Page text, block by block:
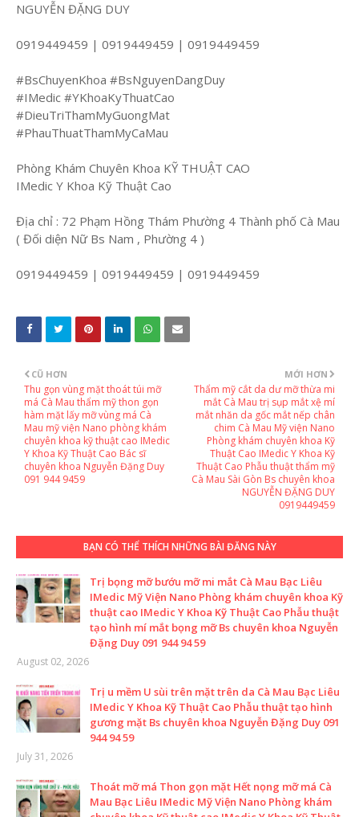
NGUYỄN ĐẶNG DUY
0919449459 | 0919449459 | 0919449459
#BsChuyenKhoa #BsNguyenDangDuy
#IMedic #YKhoaKyThuatCao
#DieuTriThamMyGuongMat
#PhauThuatThamMyCaMau
Phòng Khám Chuyên Khoa KỸ THUẬT CAO
IMedic Y Khoa Kỹ Thuật Cao
Địa chỉ : 72 Phạm Hồng Thám Phường 4 Thành phố Cà Mau
( Đối diện Nữ Bs Nam , Phường 4 )
0919449459 | 0919449459 | 0919449459
MỚI HƠN
Thẩm mỹ cắt da dư mỡ thừa mi
mắt Cà Mau trị sụp mắt xệ mí
mắt nhăn da gốc mắt nếp chân
chim Cà Mau Mỹ viện Nano
Phòng khám chuyên khoa Kỹ
Thuật Cao IMedic Y Khoa Kỹ
Thuật Cao Phẫu thuật thẩm mỹ
Cà Mau Sài Gòn Bs chuyên khoa
NGUYỄN ĐẶNG DUY
0919449459
CŨ HƠN
Thu gọn vùng mặt thoát túi mỡ
má Cà Mau thẩm mỹ thon gọn
hàm mặt lấy mỡ vùng má Cà
Mau mỹ viện Nano phòng khám
chuyên khoa kỹ thuật cao IMedic
Y Khoa Kỹ Thuật Cao Bác sĩ
chuyên khoa Nguyễn Đặng Duy
091 944 9459
BẠN CÓ THỂ THÍCH NHỮNG BÀI ĐĂNG NÀY
Trị bọng mỡ bướu mỡ mi mắt Cà Mau Bạc Liêu
IMedic Mỹ Viện Nano Phòng khám chuyên khoa Kỹ
thuật cao IMedic Y Khoa Kỹ Thuật Cao Phẫu thuật
tạo hình mí mắt bọng mỡ Bs chuyên khoa Nguyễn
Đặng Duy 091 944 94 59
August 02, 2026
Trị u mềm U sùi trên mặt trên da Cà Mau Bạc Liêu
IMedic Y Khoa Kỹ Thuật Cao Phẫu thuật tạo hình
gương mặt Bs chuyên khoa Nguyễn Đặng Duy 091
944 94 59
July 31, 2026
Thoát mỡ má Thon gọn mặt Hết nọng mỡ má Cà
Mau Bạc Liêu IMedic Mỹ Viện Nano Phòng khám